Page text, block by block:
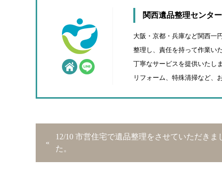
関西遺品整理センター
大阪・京都・兵庫など関西一
整理し、責任を持って作業い
丁寧なサービスを提供いたし
リフォーム、特殊清掃など、
12/10 市営住宅で遺品整理をさせていただきま
た。